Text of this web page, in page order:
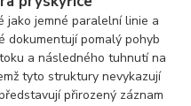
jako jemné paralelní linie a
dokumentují pomalý pohyb
a následného tuhnutí na
tyto struktury nevykazují
přirozený záznam